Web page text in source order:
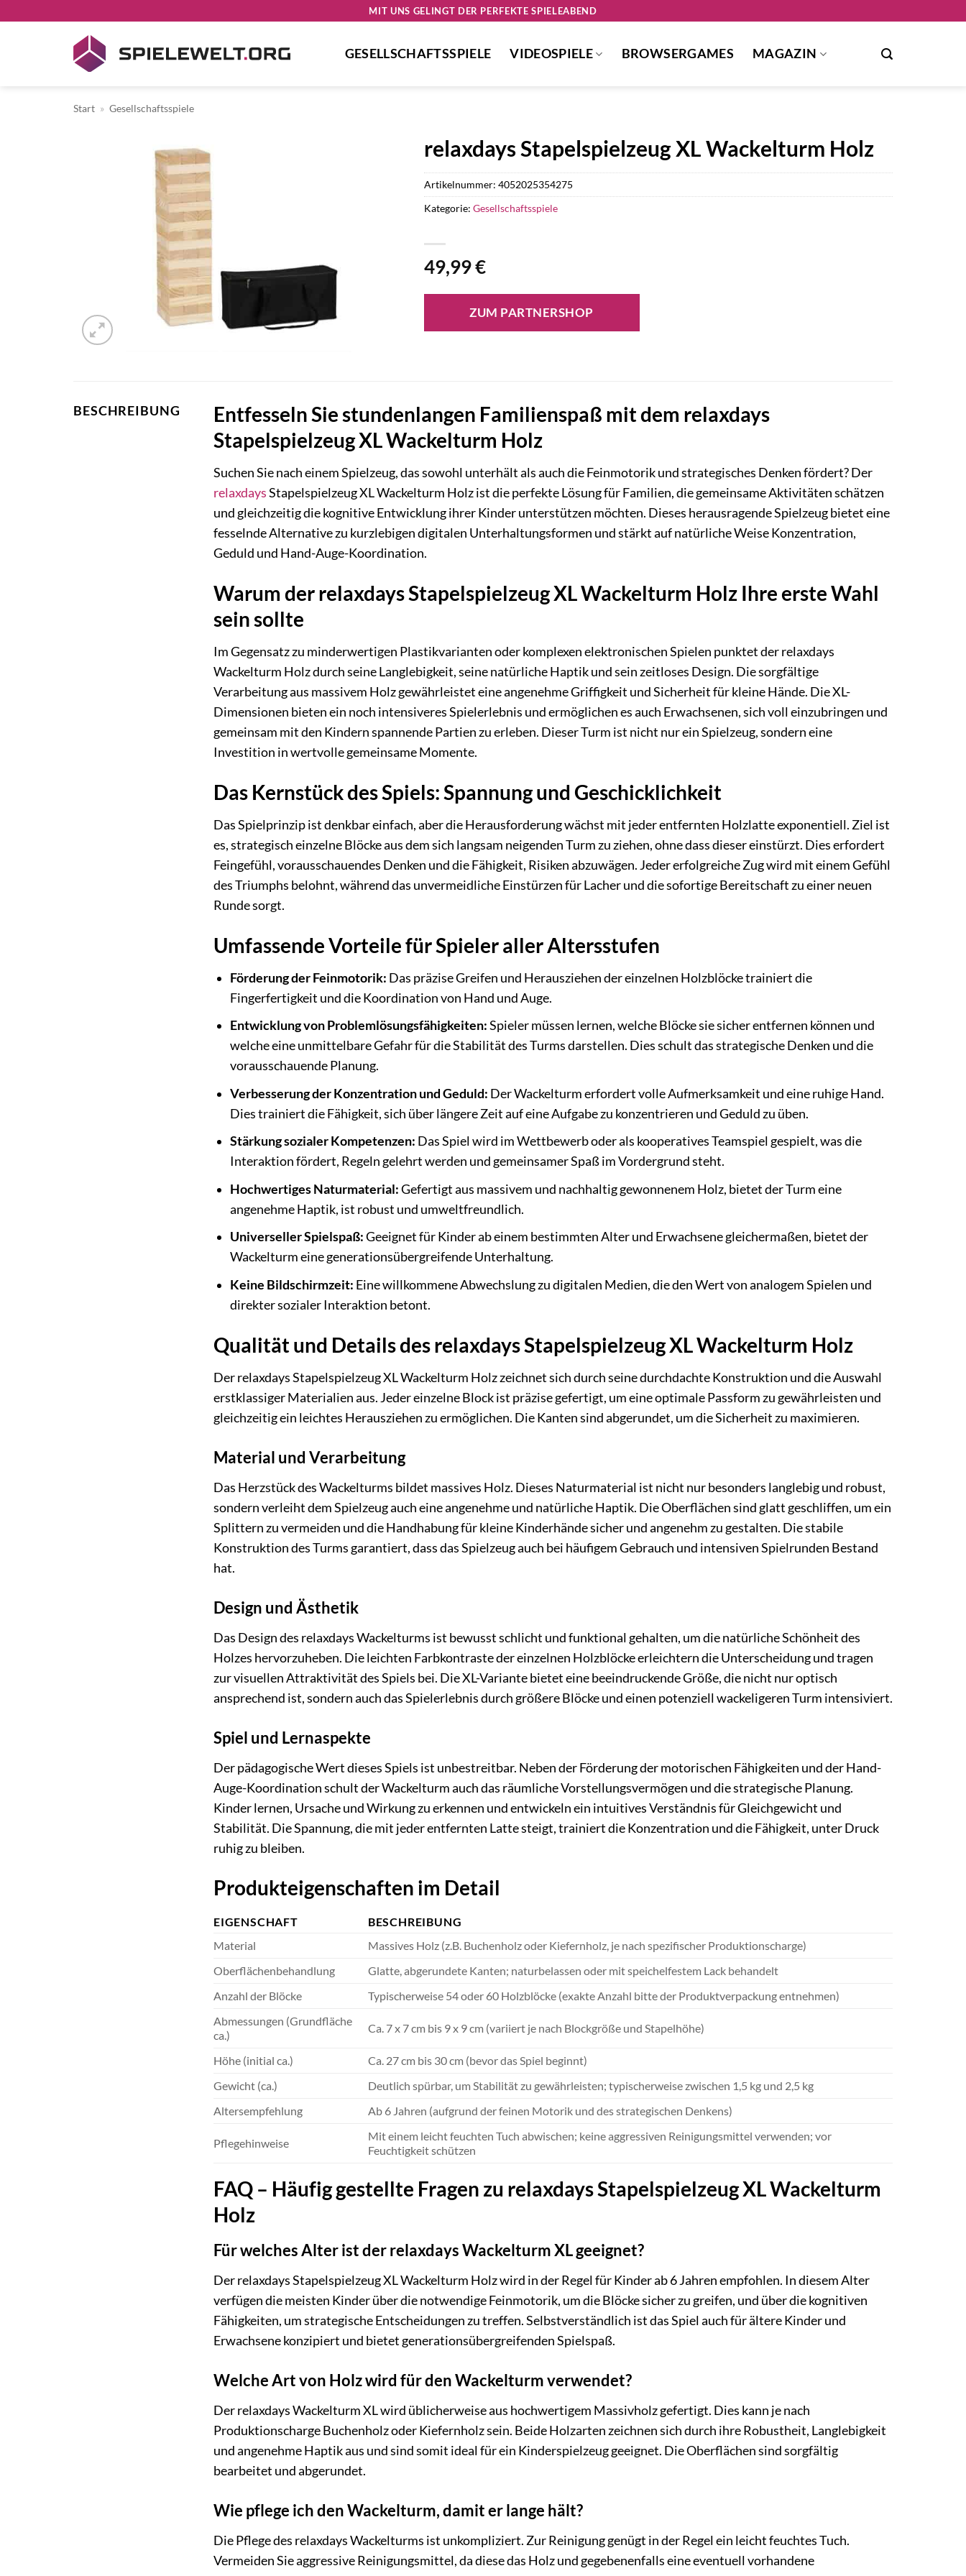
MIT UNS GELINGT DER PERFEKTE SPIELEABEND
GESELLSCHAFTSSPIELE VIDEOSPIELE BROWSERGAMES MAGAZIN
Start » Gesellschaftsspiele
relaxdays Stapelspielzeug XL Wackelturm Holz
49,99€
ZUM PARTNERSHOP
Artikelnummer: 4052025354275
Kategorie: Gesellschaftsspiele
BESCHREIBUNG
Entfesseln Sie stundenlangen Familienspaß mit dem relaxdays
Stapelspielzeug XL Wackelturm Holz
Suchen Sie nach einem Spielzeug, das sowohl unterhält als auch die Feinmotorik und strategisches Denken fördert? Der
relaxdaysStapelspielzeug XL Wackelturm Holz ist die perfekte Lösung für Familien, die gemeinsame Aktivitäten schätzen
und gleichzeitig die kognitive Entwicklung ihrer Kinder unterstützen möchten. Dieses herausragende Spielzeug bietet eine
fesselnde Alternative zu kurzlebigen digitalen Unterhaltungsformen und stärkt auf natürliche Weise Konzentration,
Geduld und Hand-Auge-Koordination.
Warum der relaxdays Stapelspielzeug XL Wackelturm Holz Ihre erste Wahl
sein sollte
Im Gegensatz zu minderwertigen Plastikvarianten oder komplexen elektronischen Spielen punktet der relaxdays
Wackelturm Holz durch seine Langlebigkeit, seine natürliche Haptik und sein zeitloses Design. Die sorgfältige
Verarbeitung aus massivem Holz gewährleistet eine angenehme Griffigkeit und Sicherheit für kleine Hände. Die XL-
Dimensionen bieten ein noch intensiveres Spielerlebnis und ermöglichen es auch Erwachsenen, sich voll einzubringen und
gemeinsam mit den Kindern spannende Partien zu erleben. Dieser Turm ist nicht nur ein Spielzeug, sondern eine
Investition in wertvolle gemeinsame Momente.
Das Kernstück des Spiels: Spannung und Geschicklichkeit
Das Spielprinzip ist denkbar einfach, aber die Herausforderung wächst mit jeder entfernten Holzlatte exponentiell. Ziel ist
es, strategisch einzelne Blöcke aus dem sich langsam neigenden Turm zu ziehen, ohne dass dieser einstürzt. Dies erfordert
Feingefühl, vorausschauendes Denken und die Fähigkeit, Risiken abzuwägen. Jeder erfolgreiche Zug wird mit einem Gefühl
des Triumphs belohnt, während das unvermeidliche Einstürzen für Lacher und die sofortige Bereitschaft zu einer neuen
Runde sorgt.
Umfassende Vorteile für Spieler aller Altersstufen
Förderung der Feinmotorik: Das präzise Greifen und Herausziehen der einzelnen Holzblöcke trainiert die
Fingerfertigkeit und die Koordination von Hand und Auge.
Entwicklung von Problemlösungsfähigkeiten:Spieler müssen lernen, welche Blöcke sie sicher entfernen können und
welche eine unmittelbare Gefahr für die Stabilität des Turms darstellen. Dies schult das strategische Denken und die
vorausschauende Planung.
Verbesserung der Konzentration und Geduld: Der Wackelturm erfordert volle Aufmerksamkeit und eine ruhige Hand.
Dies trainiert die Fähigkeit, sich über längere Zeit auf eine Aufgabe zu konzentrieren und Geduld zu üben.
Stärkung sozialer Kompetenzen: Das Spiel wird im Wettbewerb oder als kooperatives Teamspiel gespielt, was die
Interaktion fördert, Regeln gelehrt werden und gemeinsamer Spaß im Vordergrund steht.
Hochwertiges Naturmaterial:Gefertigt aus massivem und nachhaltig gewonnenem Holz, bietet der Turm eine
angenehme Haptik, ist robust und umweltfreundlich.
Universeller Spielspaß:Geeignet für Kinder ab einem bestimmten Alter und Erwachsene gleichermaßen, bietet der
Wackelturm eine generationsübergreifende Unterhaltung.
Keine Bildschirmzeit: Eine willkommene Abwechslung zu digitalen Medien, die den Wert von analogem Spielen und
direkter sozialer Interaktion betont.
Qualität und Details des relaxdays Stapelspielzeug XL Wackelturm Holz
Der relaxdays Stapelspielzeug XL Wackelturm Holz zeichnet sich durch seine durchdachte Konstruktion und die Auswahl
erstklassiger Materialien aus. Jeder einzelne Block ist präzise gefertigt, um eine optimale Passform zu gewährleisten und
gleichzeitig ein leichtes Herausziehen zu ermöglichen. Die Kanten sind abgerundet, um die Sicherheit zu maximieren.
Material und Verarbeitung
Das Herzstück des Wackelturms bildet massives Holz. Dieses Naturmaterial ist nicht nur besonders langlebig und robust,
sondern verleiht dem Spielzeug auch eine angenehme und natürliche Haptik. Die Oberflächen sind glatt geschliffen, um ein
Splittern zu vermeiden und die Handhabung für kleine Kinderhände sicher und angenehm zu gestalten. Die stabile
Konstruktion des Turms garantiert, dass das Spielzeug auch bei häufigem Gebrauch und intensiven Spielrunden Bestand
hat.
Design und Ästhetik
Das Design des relaxdays Wackelturms ist bewusst schlicht und funktional gehalten, um die natürliche Schönheit des
Holzes hervorzuheben. Die leichten Farbkontraste der einzelnen Holzblöcke erleichtern die Unterscheidung und tragen
zur visuellen Attraktivität des Spiels bei. Die XL-Variante bietet eine beeindruckende Größe, die nicht nur optisch
ansprechend ist, sondern auch das Spielerlebnis durch größere Blöcke und einen potenziell wackeligeren Turm intensiviert.
Spiel und Lernaspekte
Der pädagogische Wert dieses Spiels ist unbestreitbar. Neben der Förderung der motorischen Fähigkeiten und der Hand-
Auge-Koordination schult der Wackelturm auch das räumliche Vorstellungsvermögen und die strategische Planung.
Kinder lernen, Ursache und Wirkung zu erkennen und entwickeln ein intuitives Verständnis für Gleichgewicht und
Stabilität. Die Spannung, die mit jeder entfernten Latte steigt, trainiert die Konzentration und die Fähigkeit, unter Druck
ruhig zu bleiben.
Produkteigenschaften im Detail
EIGENSCHAFT
BESCHREIBUNG
Material
Massives Holz (z.B. Buchenholz oder Kiefernholz, je nach spezifischer Produktionscharge)
Oberflächenbehandlung
Glatte, abgerundete Kanten; naturbelassen oder mit speichelfestem Lack behandelt
Anzahl der Blöcke
Typischerweise 54 oder 60 Holzblöcke (exakte Anzahl bitte der Produktverpackung entnehmen)
Abmessungen (Grundfläche
ca.)
Ca. 7 x 7 cm bis 9 x 9 cm (variiert je nach Blockgröße und Stapelhöhe)
Höhe (initial ca.)
Ca. 27 cm bis 30 cm (bevor das Spiel beginnt)
Gewicht (ca.)
Deutlich spürbar, um Stabilität zu gewährleisten; typischerweise zwischen 1,5 kg und 2,5 kg
Altersempfehlung
Ab 6 Jahren (aufgrund der feinen Motorik und des strategischen Denkens)
Pflegehinweise
Mit einem leicht feuchten Tuch abwischen; keine aggressiven Reinigungsmittel verwenden; vor
Feuchtigkeit schützen
FAQ – Häufig gestellte Fragen zu relaxdays Stapelspielzeug XL Wackelturm
Holz
Für welches Alter ist der relaxdays Wackelturm XL geeignet?
Der relaxdays Stapelspielzeug XL Wackelturm Holz wird in der Regel für Kinder ab 6 Jahren empfohlen. In diesem Alter
verfügen die meisten Kinder über die notwendige Feinmotorik, um die Blöcke sicher zu greifen, und über die kognitiven
Fähigkeiten, um strategische Entscheidungen zu treffen. Selbstverständlich ist das Spiel auch für ältere Kinder und
Erwachsene konzipiert und bietet generationsübergreifenden Spielspaß.
Welche Art von Holz wird für den Wackelturm verwendet?
Der relaxdays Wackelturm XL wird üblicherweise aus hochwertigem Massivholz gefertigt. Dies kann je nach
Produktionscharge Buchenholz oder Kiefernholz sein. Beide Holzarten zeichnen sich durch ihre Robustheit, Langlebigkeit
und angenehme Haptik aus und sind somit ideal für ein Kinderspielzeug geeignet. Die Oberflächen sind sorgfältig
bearbeitet und abgerundet.
Wie pflege ich den Wackelturm, damit er lange hält?
Die Pflege des relaxdays Wackelturms ist unkompliziert. Zur Reinigung genügt in der Regel ein leicht feuchtes Tuch.
Vermeiden Sie aggressive Reinigungsmittel, da diese das Holz und gegebenenfalls eine eventuell vorhandene